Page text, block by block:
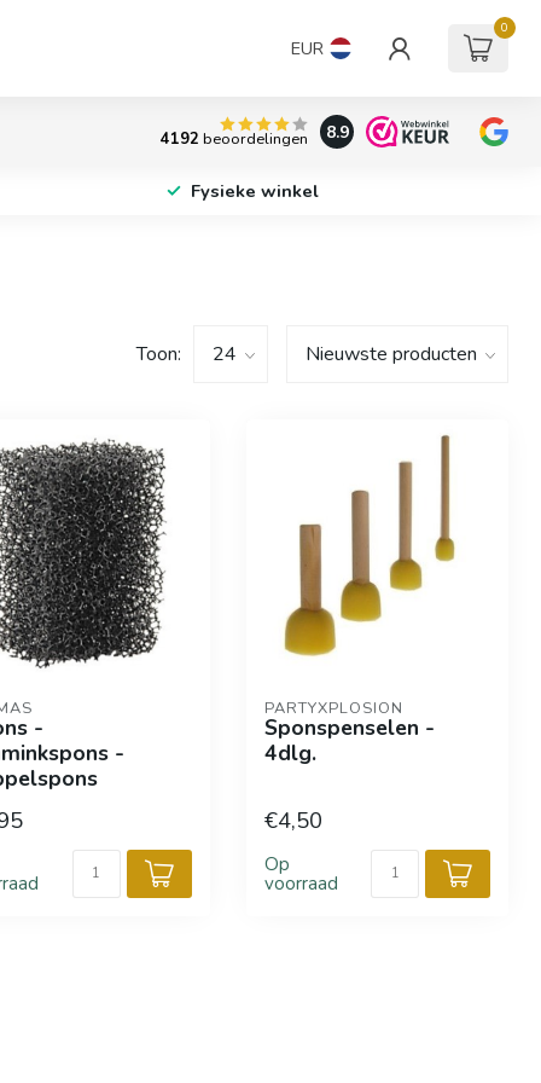
EUR
0
4192 beoordelingen 8.9
Fysieke winkel
Toon:
-
-
PARTYXPLOSION
Sponspenselen -
4dlg.
€4,50
Op
voorraad